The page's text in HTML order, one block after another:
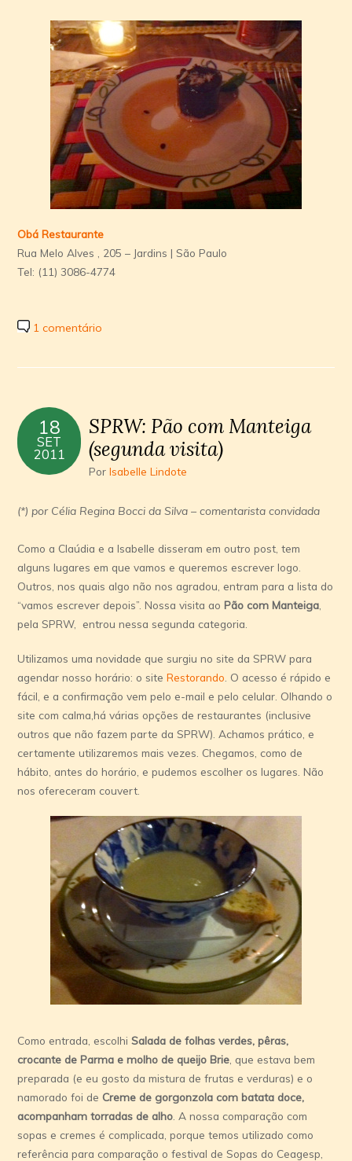
Obá Restaurante
Rua Melo Alves , 205 – Jardins | São Paulo
Tel: (11) 3086-4774
1 comentário
18
SET
2011
SPRW: Pão com Manteiga
(segunda visita)
PorIsabelle Lindote
(*) por Célia Regina Bocci da Silva – comentarista convidada
Como a Claúdia e a Isabelle disseram em outro post, tem
alguns lugares em que vamos e queremos escrever logo.
Outros, nos quais algo não nos agradou, entram para a lista do
“vamos escrever depois”. Nossa visita aoPão com Manteiga
pela SPRW, entrou nessa segunda categoria.
Utilizamos uma novidade que surgiu no site da SPRW para
agendar nosso horário: o siteRestorando . O acesso é rápido e
fácil, e a confirmação vem pelo e-mail e pelo celular. Olhando o
site com calma,há várias opções de restaurantes (inclusive
outros que não fazem parte da SPRW). Achamos prático, e
certamente utilizaremos mais vezes. Chegamos, como de
hábito, antes do horário, e pudemos escolher os lugares. Não
nos ofereceram couvert.
Como entrada, escolhiSalada de folhas verdes, pêras,
crocante de Parma e molho de queijo Brie , que estava bem
preparada (e eu gosto da mistura de frutas e verduras) e o
namorado foi deCreme de gorgonzola com batata doce,
acompanham torradas de alho . A nossa comparação com
sopas e cremes é complicada, porque temos utilizado como
referência para comparação o festival de Sopas do Ceagesp,